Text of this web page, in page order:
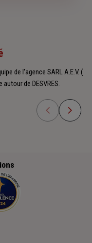
de l'agence SARL A.E.V. (
de DESVRES.